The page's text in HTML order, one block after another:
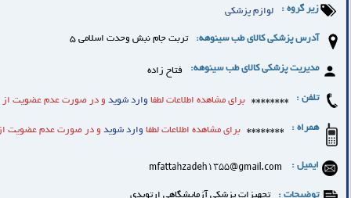
زیر گروه : لوازم پزشکی
آدرس پزشکی کالای طب سینوهه: تربت جام نبش وحدت اسلامی ۵
مدیریت پزشکی کالای طب سینوهه: فتاح زاده
تلفن : برای مشاهده اطلاعات لطفا وارد شوید و در صورت عدم عضویت از
همراه : برای مشاهده اطلاعات لطفا وارد شوید و در صورت عدم عضویت از
ایمیل :
توضیحات : تجهیزات پزشکی آزمایشگاهی ارتوپدی